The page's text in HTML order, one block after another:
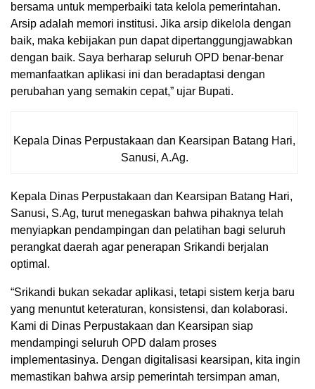
bersama untuk memperbaiki tata kelola pemerintahan.
Arsip adalah memori institusi. Jika arsip dikelola dengan
baik, maka kebijakan pun dapat dipertanggungjawabkan
dengan baik. Saya berharap seluruh OPD benar-benar
memanfaatkan aplikasi ini dan beradaptasi dengan
perubahan yang semakin cepat,” ujar Bupati.
Kepala Dinas Perpustakaan dan Kearsipan Batang Hari,
Sanusi, A.Ag.
Kepala Dinas Perpustakaan dan Kearsipan Batang Hari,
Sanusi, S.Ag, turut menegaskan bahwa pihaknya telah
menyiapkan pendampingan dan pelatihan bagi seluruh
perangkat daerah agar penerapan Srikandi berjalan
optimal.
“Srikandi bukan sekadar aplikasi, tetapi sistem kerja baru
yang menuntut keteraturan, konsistensi, dan kolaborasi.
Kami di Dinas Perpustakaan dan Kearsipan siap
mendampingi seluruh OPD dalam proses
implementasinya. Dengan digitalisasi kearsipan, kita ingin
memastikan bahwa arsip pemerintah tersimpan aman,